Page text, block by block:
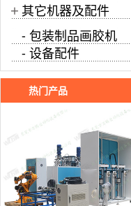
+ 其它机器及配件
- 包装制品画胶机
- 设备配件
热门产品